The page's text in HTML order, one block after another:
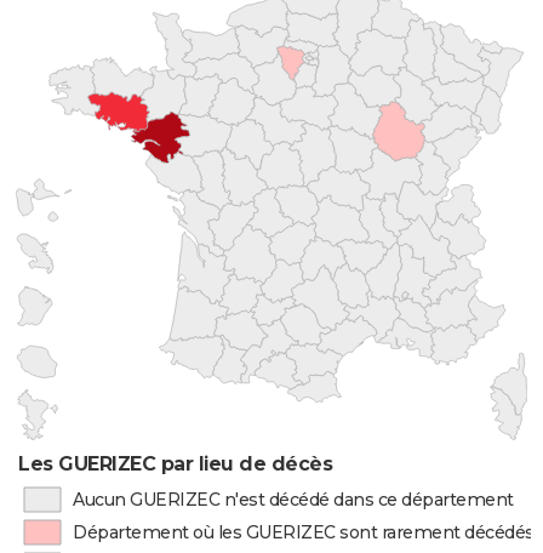
Les GUERIZEC par lieu de décès
Aucun GUERIZEC n'est décédé dans ce département
Département où les GUERIZEC sont rarement décédés